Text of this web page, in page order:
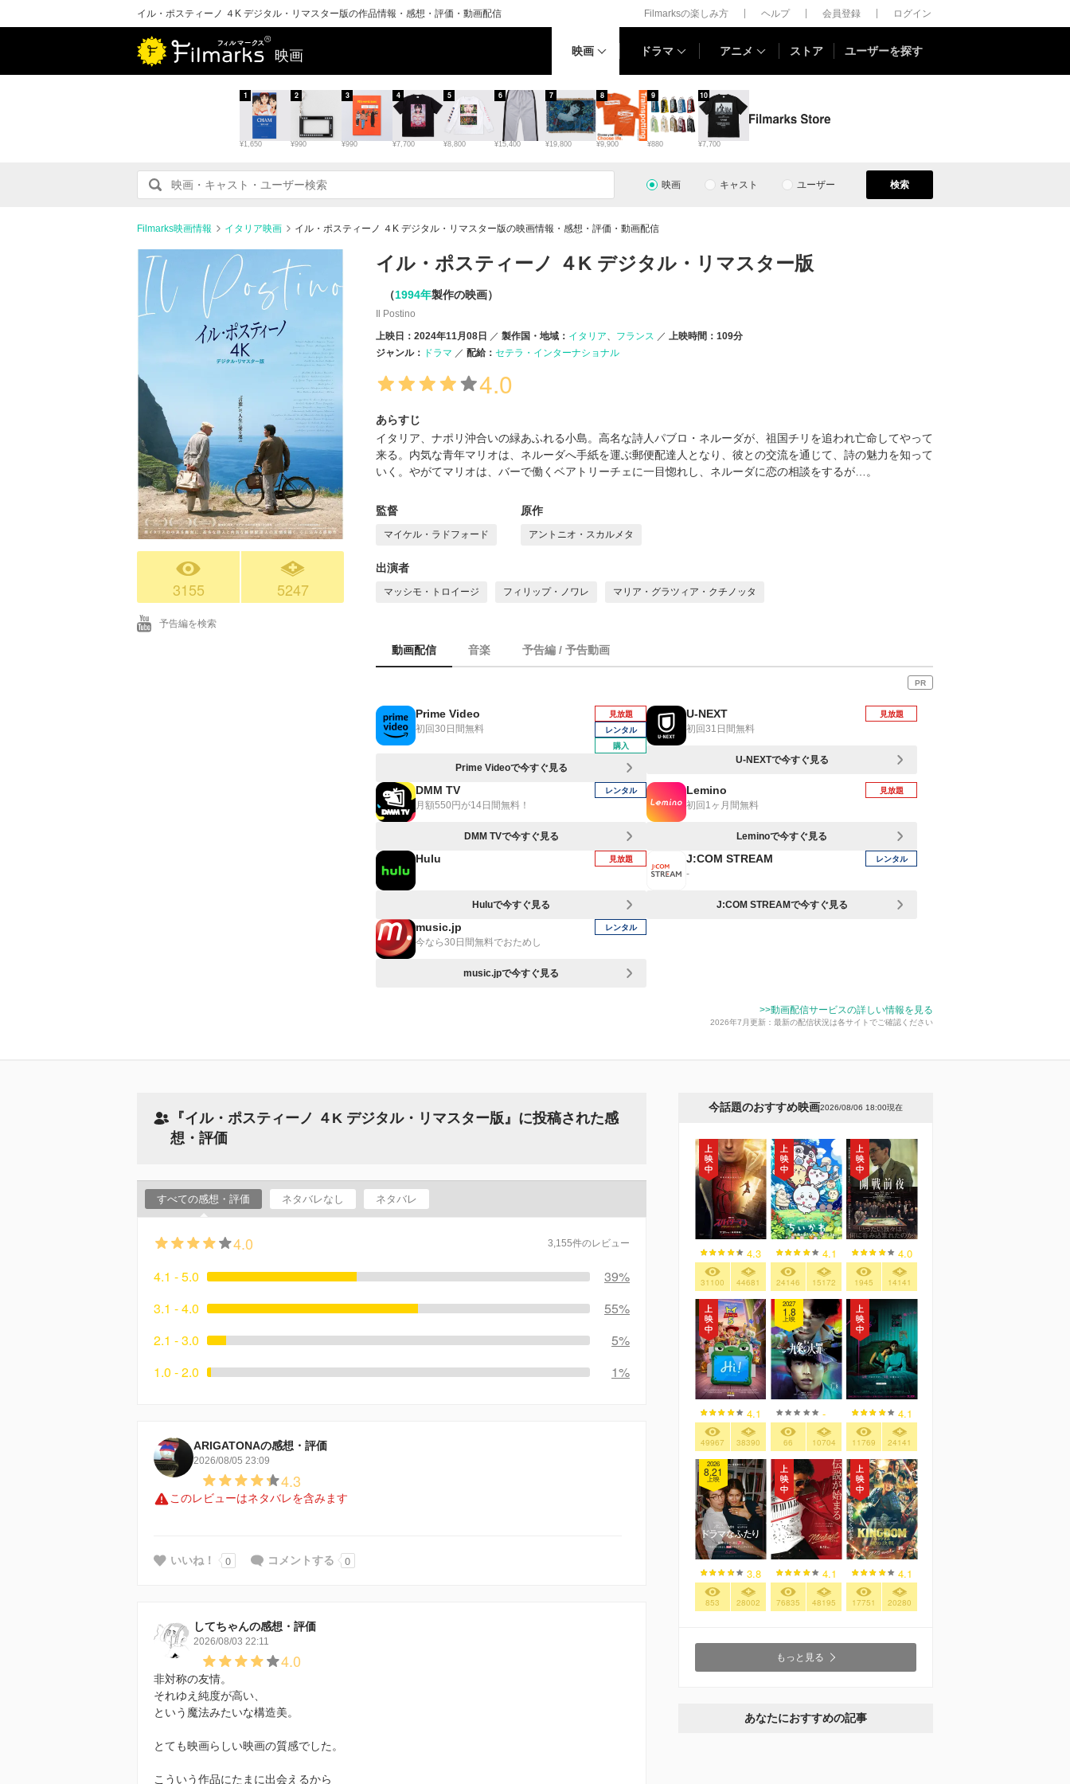
イル・ポスティーノ ４K デジタル・リマスター版の作品情報・感想・評価・動画配信 Filmarksの楽しみ方 ヘルプ 会員登録 ログイン
映画 映画 ドラマ アニメ ストア ユーザーを探す
¥1,650
1
¥990
2
¥990
3
¥7,700
4
¥8,800
5
¥15,400
6
¥19,800
7
¥9,900
8
¥880
9
¥7,700
10
映画 キャスト ユーザー 検索
Filmarks映画情報 イタリア映画 イル・ポスティーノ ４K デジタル・リマスター版の映画情報・感想・評価・動画配信
3155 5247
予告編を検索
イル・ポスティーノ ４K デジタル・リマスター版
（1994年製作の映画）
Il Postino
上映日：2024年11月08日
製作国・地域： イタリア フランス
上映時間：109分
ジャンル： ドラマ 配給： セテラ・インターナショナル
4.0
あらすじ
イタリア、ナポリ沖合いの緑あふれる小島。高名な詩人パブロ・ネルーダが、祖国チリを追われ亡命してやって
来る。内気な青年マリオは、ネルーダへ手紙を運ぶ郵便配達人となり、彼との交流を通じて、詩の魅力を知って
いく。やがてマリオは、バーで働くベアトリーチェに一目惚れし、ネルーダに恋の相談をするが…。
監督
マイケル・ラドフォード
原作
アントニオ・スカルメタ
出演者
マッシモ・トロイージ フィリップ・ノワレ マリア・グラツィア・クチノッタ
動画配信 音楽 予告編 / 予告動画
PR
Prime Video
初回30日間無料
見放題
レンタル
購入
Prime Videoで今すぐ見る
U-NEXT
初回31日間無料
見放題
U-NEXTで今すぐ見る
DMM TV
月額550円が14日間無料！
レンタル
DMM TVで今すぐ見る
Lemino
初回1ヶ月間無料
見放題
Leminoで今すぐ見る
Hulu 見放題
Huluで今すぐ見る
J:COM STREAM
-
レンタル
J:COM STREAMで今すぐ見る
music.jp
今なら30日間無料でおためし
レンタル
music.jpで今すぐ見る
>>動画配信サービスの詳しい情報を見る
2026年7月更新：最新の配信状況は各サイトでご確認ください
『イル・ポスティーノ ４K デジタル・リマスター版』に投稿された感
想・評価
すべての感想・評価 ネタバレなし ネタバレ
4.0 3,155件のレビュー
4.1 - 5.0
39%
3.1 - 4.0
55%
2.1 - 3.0
5%
1.0 - 2.0
1%
ARIGATONAの感想・評価
2026/08/05 23:09
4.3
このレビューはネタバレを含みます
いいね！ 0 コメントする 0
してちゃんの感想・評価
2026/08/03 22:11
4.0
非対称の友情。
それゆえ純度が高い、
という魔法みたいな構造美。
とても映画らしい映画の質感でした。
こういう作品にたまに出会えるから
今話題のおすすめ映画2026/08/06 18:00現在
4.3
31100 44681
4.1
24146 15172
4.0
1945 14141
4.1
49967 38390
2027
1.8
上映
-
66 10704
4.1
11769 24141
2026
8.21
上映
3.8
853 28002
4.1
76835 48195
4.1
17751 20280
もっと見る
あなたにおすすめの記事